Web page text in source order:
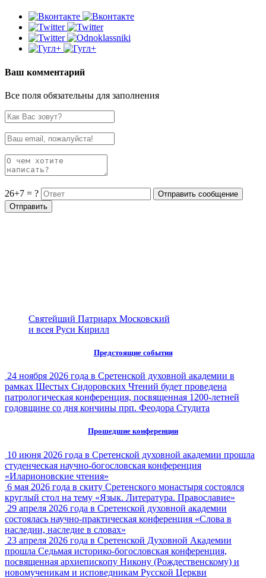
Ваш комментарий
Все поля обязательны для заполнения
26+7 = ?
Святейший Патриарх Московский
и всея Руси Кирилл
Предстоящие события
24 ноября 2026 года в Сретенской духовной академии в
рамках Шестых Сидоровских Чтений будет проведена
патрологическая конференция, посвященная 1200-летней
годовщине со дня кончины прп. Феодора Студита
Прошедшие конференции
10 июня 2026 года в Сретенской духовной академии прошла
студенческая научно-богословская конференция
«Иларионовские чтения»
6 мая 2026 года в скиту Сретенского монастыря состоялся
круглый стол на тему «Язык. Литература. Православие»
29 апреля 2026 года в Сретенской духовной академии
состоялась научно-практическая конференция «Слова в
наследии, наследие в словах»
23 апреля 2026 года в Сретенской Духовной Академии
прошла Седьмая историко-богословская конференция,
посвященная архиепископу Никону (Рождественскому) и
новомученикам и исповедникам Русской Церкви